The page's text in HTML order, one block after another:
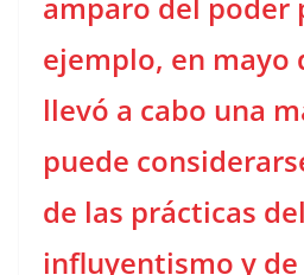
ejemplo, en mayo
llevó a cabo una
puede
de las prácticas del
influyentismo y